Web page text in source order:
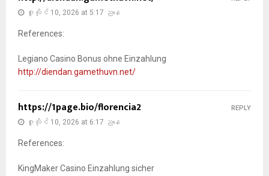
ဇူလိုင် 10, 2026 at 5:17 ညနေ
References:
Legiano Casino Bonus ohne Einzahlung
http://diendan.gamethuvn.net/
https://1page.bio/florencia2
ဇူလိုင် 10, 2026 at 6:17 ညနေ
References:
KingMaker Casino Einzahlung sicher
REPLY